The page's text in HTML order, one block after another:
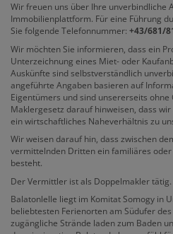
Wir freuen uns über Ihre unverbindliche
Immobilienplattform. Für eine Führung
Sie folgende Telefonnummer: +43/681/
Wir möchten Sie informieren, dass ein
Unterzeichnung eines Miet- oder
Auskünfte sind selbstverständlich
angeführte Angaben basieren auf
Eigentümers und sind unsererseits ohne
Maklergesetz darauf hinweisen, dass
ein wirtschaftliches Naheverhältnis zu
Wir weisen darauf hin, dass zwischen
vermittelnden Dritten ein familiäres
besteht.
Der Vermittler ist als Doppelmakler tätig.
Balatonlelle liegt im Komitat Somogy in
beliebtesten Ferienorten am Südufer
zugängliche Strände laden zum Baden